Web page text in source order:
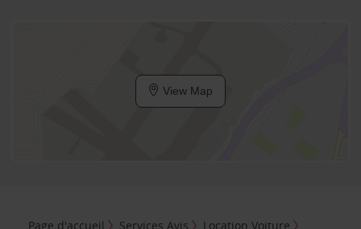
View Map
Page d'accueil Services Avis
Location Voiture